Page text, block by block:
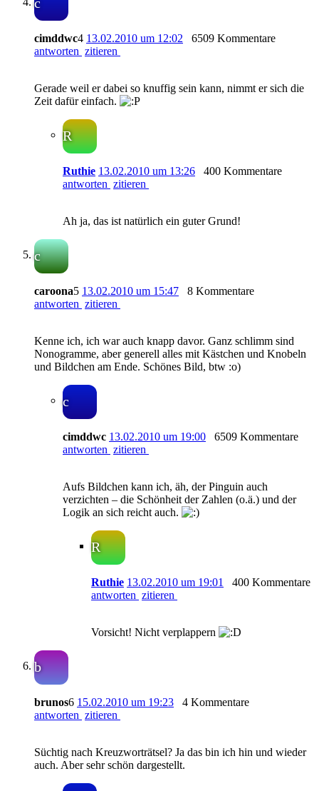
cimddwc4 13.02.2010 um 12:02
6509 Kommentare
antworten zitieren
Gerade weil er dabei so knuffig sein kann, nimmt er sich die
Zeit dafür einfach.
R
Ruthie 13.02.2010 um 13:26
400 Kommentare
antworten zitieren
Ah ja, das ist natürlich ein guter Grund!
c
caroona5 13.02.2010 um 15:47
8 Kommentare
antworten zitieren
Kenne ich, ich war auch knapp davor. Ganz schlimm sind
Nonogramme, aber generell alles mit Kästchen und Knobeln
und Bildchen am Ende. Schönes Bild, btw :o)
c
cimddwc 13.02.2010 um 19:00
6509 Kommentare
antworten zitieren
Aufs Bildchen kann ich, äh, der Pinguin auch
verzichten – die Schönheit der Zahlen (o.ä.) und der
Logik an sich reicht auch.
R
Ruthie 13.02.2010 um 19:01
400 Kommentare
antworten zitieren
Vorsicht! Nicht verplappern
b
brunos6 15.02.2010 um 19:23
4 Kommentare
antworten zitieren
Süchtig nach Kreuzworträtsel? Ja das bin ich hin und wieder
auch. Aber sehr schön dargestellt.